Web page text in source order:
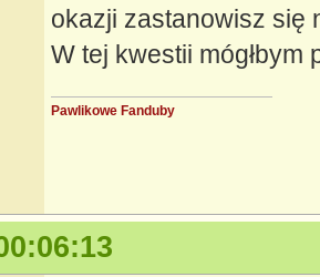
okazji zastanowisz się
W tej kwestii mógłbym
Pawlikowe Fanduby